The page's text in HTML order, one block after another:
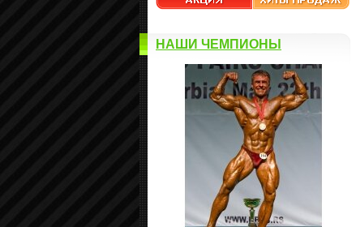
НАШИ ЧЕМПИОНЫ